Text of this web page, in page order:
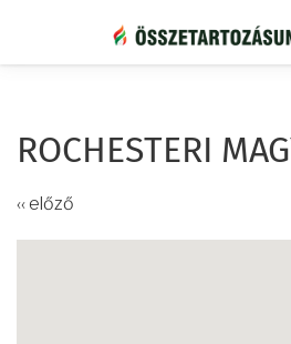
tartalomra
ROCHESTERI
‹‹ előző